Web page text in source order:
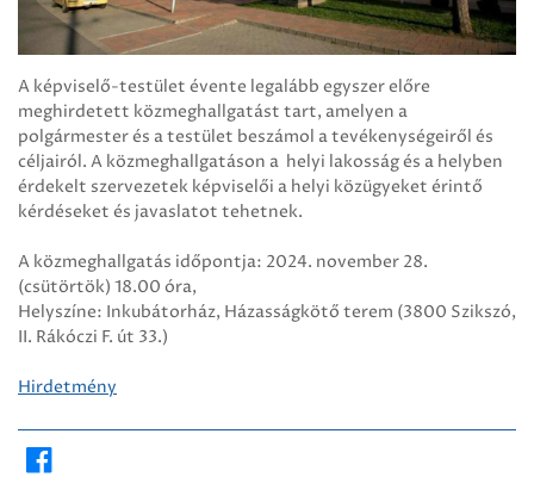
A képviselő-testület évente legalább egyszer előre
meghirdetett közmeghallgatást tart, amelyen a
polgármester és a testület beszámol a tevékenységeiről és
céljairól. A közmeghallgatáson a helyi lakosság és a helyben
érdekelt szervezetek képviselői a helyi közügyeket érintő
kérdéseket és javaslatot tehetnek.
A közmeghallgatás időpontja: 2024. november 28.
(csütörtök) 18.00 óra,
Helyszíne: Inkubátorház, Házasságkötő terem (3800 Szikszó,
II. Rákóczi F. út 33.)
Hirdetmény